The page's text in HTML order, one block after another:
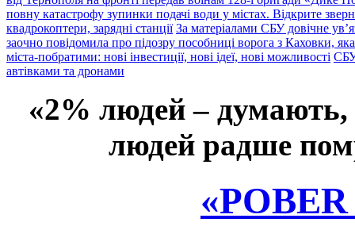
повну катастрофу зупинки подачі води у містах. Відкрите
квадрокоптери, зарядні станції За матеріалами СБУ довічне
заочно повідомила про підозру пособниці ворога з Каховки,
міста-побратими: нові інвестиції, нові ідеї, нові можливості СБУ
автівками та дронами
«2% людей –
людей радше